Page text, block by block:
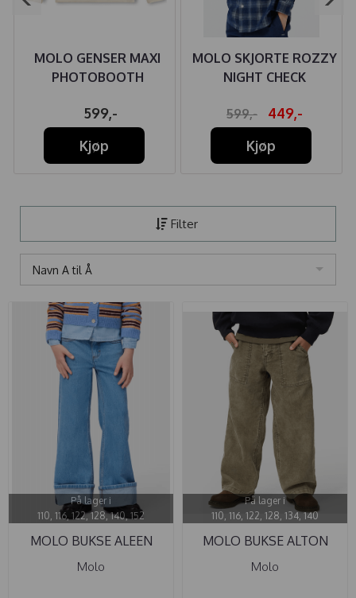
MOLO GENSER MAXI
PHOTOBOOTH
599,-
Kjøp
MOLO SKJORTE ROZZY
NIGHT CHECK
599,-
449,-
Kjøp
Filter
Navn A til Å
På lager i
110, 116, 122, 128, 140, 152
MOLO BUKSE ALEEN
WASHED BLUES
Molo
På lager i
110, 116, 122, 128, 134, 140
MOLO BUKSE ALTON
WASHED BARK
Molo